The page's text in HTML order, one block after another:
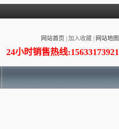
网站首页 加入收藏| 网站地图
24小时销售热线:15633173921